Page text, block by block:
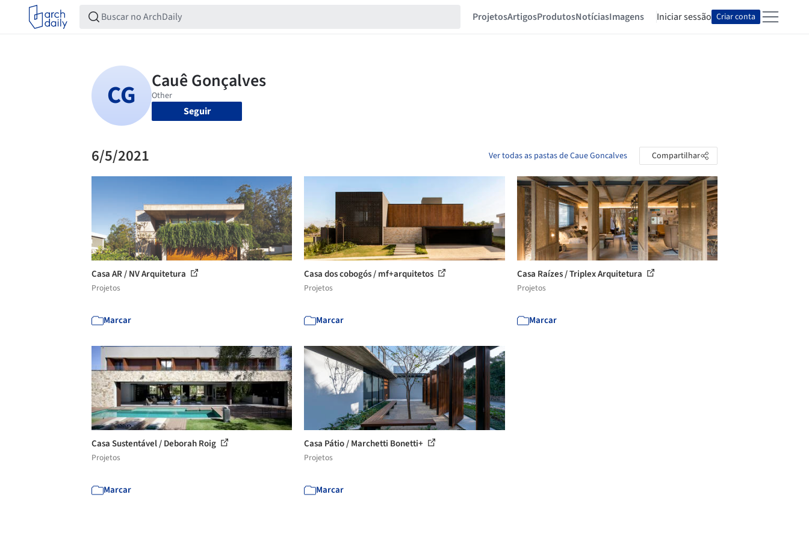
ProjetosArtigosProdutosNotíciasImagens Iniciar sessão Criar conta
Seguir
6/5/2021 Ver todas as pastas de Caue Goncalves Compartilhar
Casa AR / NV Arquitetura
Projetos
Marcar
Casa dos cobogós / mf+arquitetos
Projetos
Marcar
Casa Raízes / Triplex Arquitetura
Projetos
Marcar
Casa Sustentável / Deborah Roig
Projetos
Marcar
Casa Pátio / Marchetti Bonetti+
Projetos
Marcar